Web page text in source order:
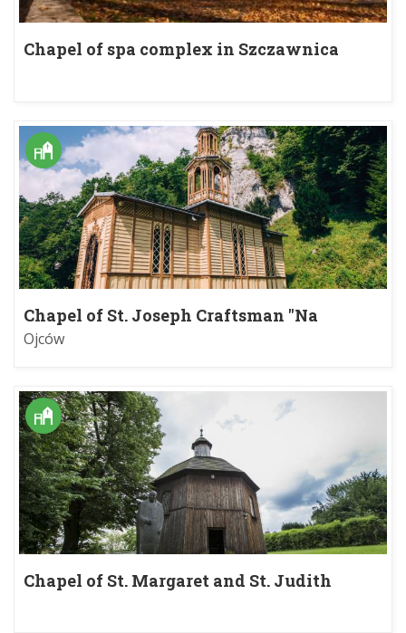
Chapel of spa complex in Szczawnica
Chapel of St. Joseph Craftsman "Na
Wodzie"
Ojców
Chapel of St. Margaret and St. Judith